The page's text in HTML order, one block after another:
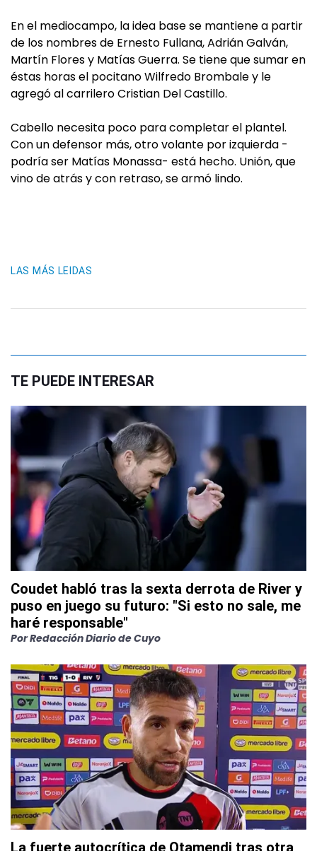
En el mediocampo, la idea base se mantiene a partir
de los nombres de Ernesto Fullana, Adrián Galván,
Martín Flores y Matías Guerra. Se tiene que sumar en
éstas horas el pocitano Wilfredo Brombale y le
agregó al carrilero Cristian Del Castillo.
Cabello necesita poco para completar el plantel.
Con un defensor más, otro volante por izquierda -
podría ser Matías Monassa- está hecho. Unión, que
vino de atrás y con retraso, se armó lindo.
LAS MÁS LEIDAS
TE PUEDE INTERESAR
Coudet habló tras la sexta derrota de River y
puso en juego su futuro: "Si esto no sale, me
haré responsable"
PorRedacción Diario de Cuyo
La fuerte autocrítica de Otamendi tras otra